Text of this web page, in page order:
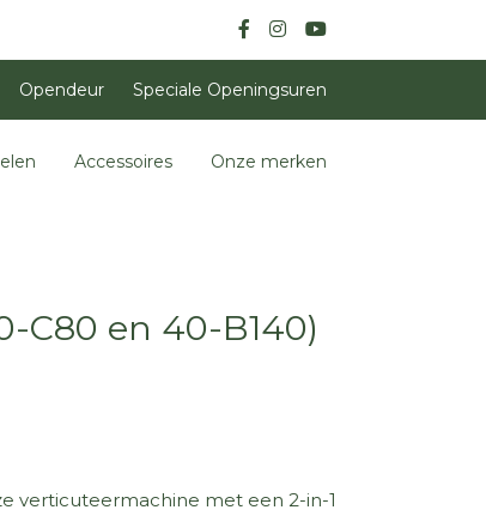
Opendeur Speciale Openingsuren
Accessoires Onze merken
C80 en 40-B140)
verticuteermachine met een 2-in-1